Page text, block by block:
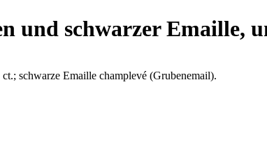
schwarzer Emaille,
schwarze Emaille champlevé (Grubenemail).